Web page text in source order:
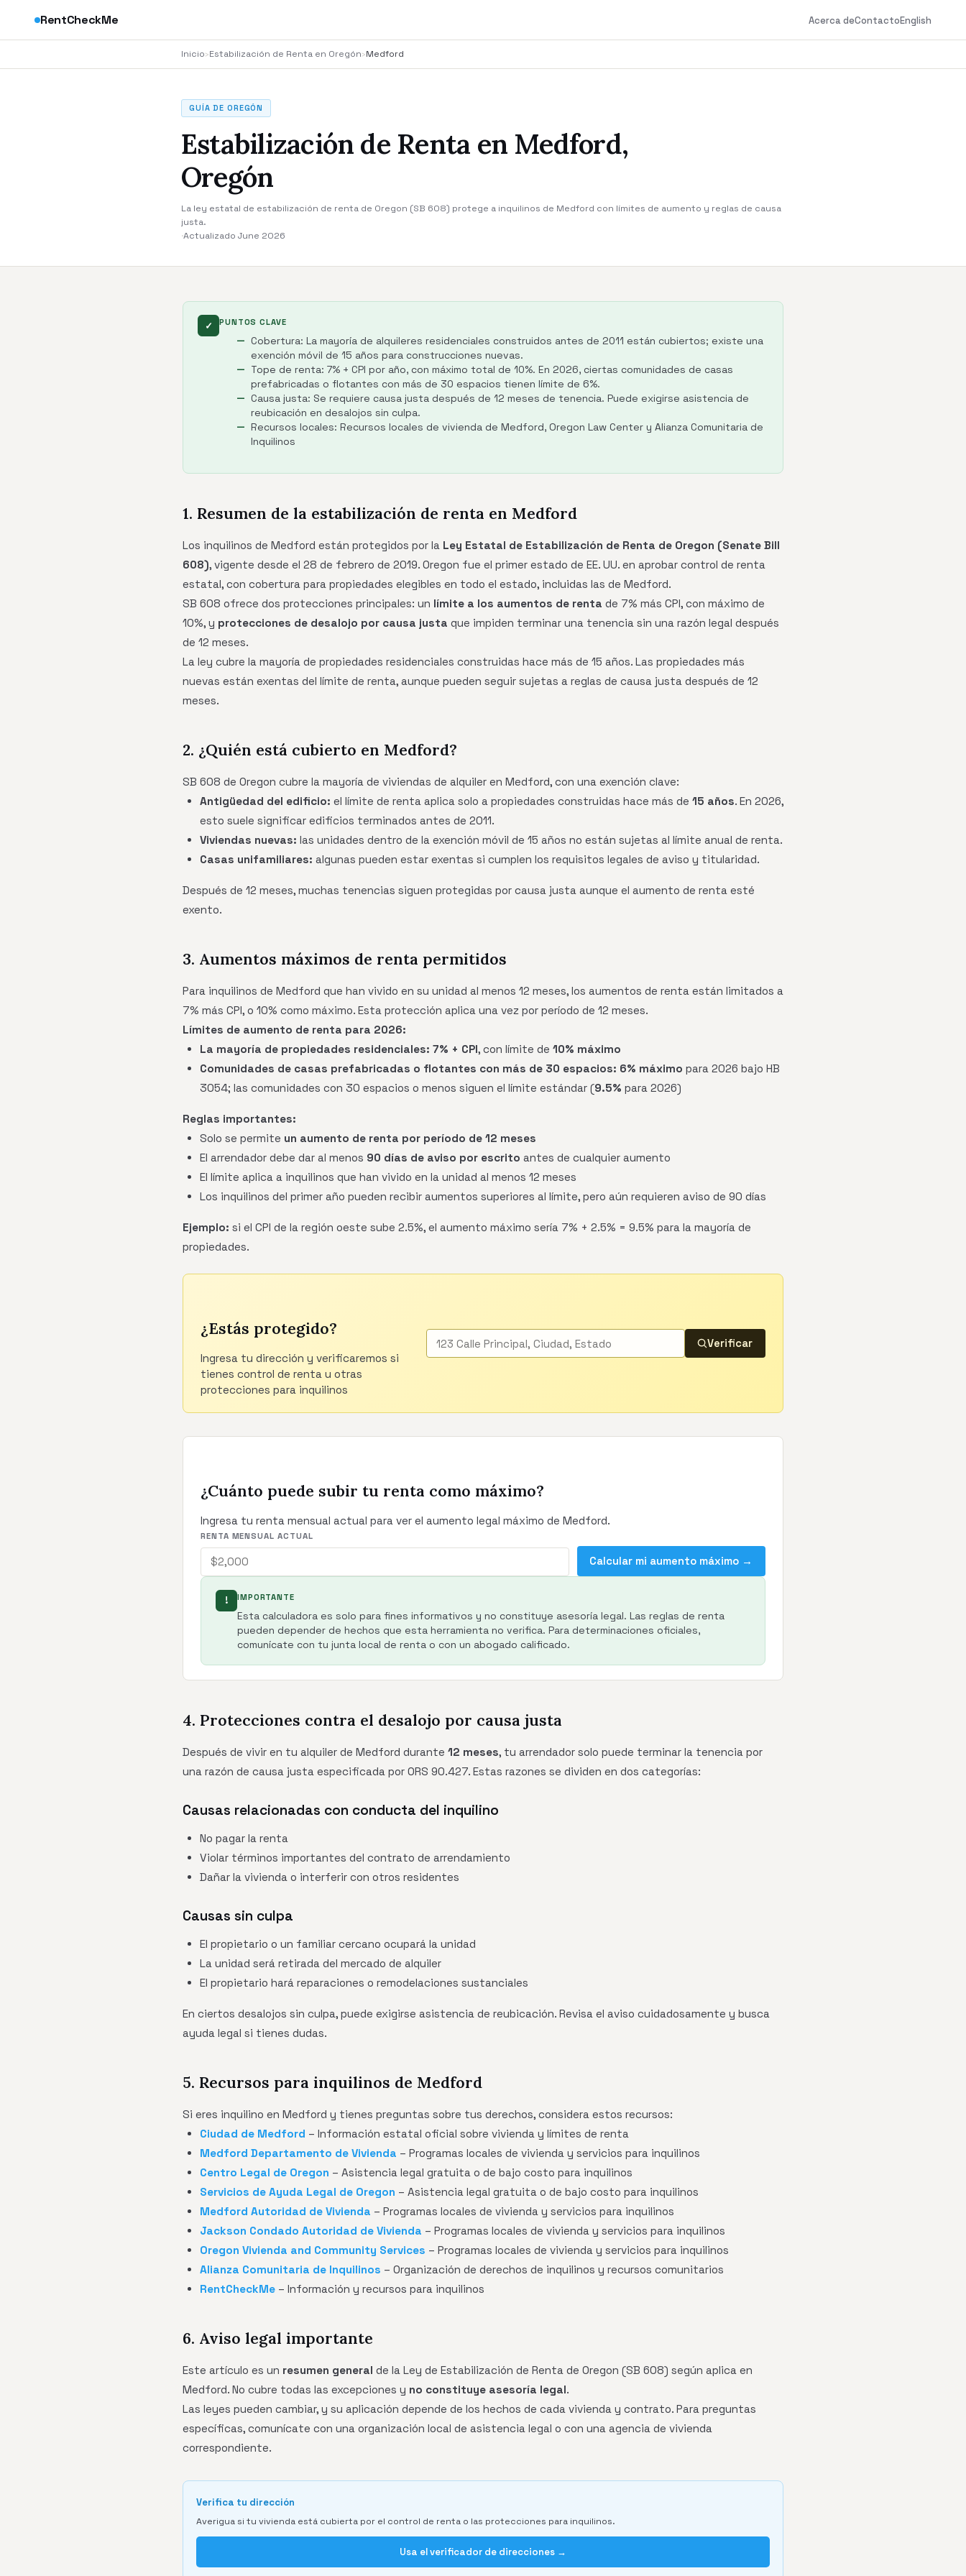
RentCheckMe Acerca deContactoEnglish
Inicio›Estabilización de Renta en Oregón›Medford
GUÍA DE OREGÓN
Estabilización de Renta en Medford,
Oregón
La ley estatal de estabilización de renta de Oregon (SB 608) protege a inquilinos de Medford con límites de aumento y reglas de causa
justa.
·Actualizado June 2026
✓ PUNTOS CLAVE
Cobertura: La mayoría de alquileres residenciales construidos antes de 2011 están cubiertos; existe una
exención móvil de 15 años para construcciones nuevas.
Tope de renta: 7% + CPI por año, con máximo total de 10%. En 2026, ciertas comunidades de casas
prefabricadas o flotantes con más de 30 espacios tienen límite de 6%.
Causa justa: Se requiere causa justa después de 12 meses de tenencia. Puede exigirse asistencia de
reubicación en desalojos sin culpa.
Recursos locales: Recursos locales de vivienda de Medford, Oregon Law Center y Alianza Comunitaria de
Inquilinos
1. Resumen de la estabilización de renta en Medford
Los inquilinos de Medford están protegidos por la Ley Estatal de Estabilización de Renta de Oregon (Senate Bill
608), vigente desde el 28 de febrero de 2019. Oregon fue el primer estado de EE. UU. en aprobar control de renta
estatal, con cobertura para propiedades elegibles en todo el estado, incluidas las de Medford.
SB 608 ofrece dos protecciones principales: un límite a los aumentos de renta de 7% más CPI, con máximo de
10%, y protecciones de desalojo por causa justa que impiden terminar una tenencia sin una razón legal después
de 12 meses.
La ley cubre la mayoría de propiedades residenciales construidas hace más de 15 años. Las propiedades más
nuevas están exentas del límite de renta, aunque pueden seguir sujetas a reglas de causa justa después de 12
meses.
2. ¿Quién está cubierto en Medford?
SB 608 de Oregon cubre la mayoría de viviendas de alquiler en Medford, con una exención clave:
Antigüedad del edificio: el límite de renta aplica solo a propiedades construidas hace más de 15 años. En 2026,
esto suele significar edificios terminados antes de 2011.
Viviendas nuevas: las unidades dentro de la exención móvil de 15 años no están sujetas al límite anual de renta.
Casas unifamiliares: algunas pueden estar exentas si cumplen los requisitos legales de aviso y titularidad.
Después de 12 meses, muchas tenencias siguen protegidas por causa justa aunque el aumento de renta esté
exento.
3. Aumentos máximos de renta permitidos
Para inquilinos de Medford que han vivido en su unidad al menos 12 meses, los aumentos de renta están limitados a
7% más CPI, o 10% como máximo. Esta protección aplica una vez por período de 12 meses.
Límites de aumento de renta para 2026:
La mayoría de propiedades residenciales: 7% + CPI, con límite de 10% máximo
Comunidades de casas prefabricadas o flotantes con más de 30 espacios: 6% máximo para 2026 bajo HB
3054; las comunidades con 30 espacios o menos siguen el límite estándar (9.5% para 2026)
Reglas importantes:
Solo se permite un aumento de renta por período de 12 meses
El arrendador debe dar al menos 90 días de aviso por escrito antes de cualquier aumento
El límite aplica a inquilinos que han vivido en la unidad al menos 12 meses
Los inquilinos del primer año pueden recibir aumentos superiores al límite, pero aún requieren aviso de 90 días
Ejemplo: si el CPI de la región oeste sube 2.5%, el aumento máximo sería 7% + 2.5% = 9.5% para la mayoría de
propiedades.
¿Estás protegido?
Ingresa tu dirección y verificaremos si
tienes control de renta u otras
protecciones para inquilinos
Verificar
¿Cuánto puede subir tu renta como máximo?
Ingresa tu renta mensual actual para ver el aumento legal máximo de Medford.
RENTA MENSUAL ACTUAL
Calcular mi aumento máximo →
! IMPORTANTE
Esta calculadora es solo para fines informativos y no constituye asesoría legal. Las reglas de renta
pueden depender de hechos que esta herramienta no verifica. Para determinaciones oficiales,
comunícate con tu junta local de renta o con un abogado calificado.
4. Protecciones contra el desalojo por causa justa
Después de vivir en tu alquiler de Medford durante 12 meses, tu arrendador solo puede terminar la tenencia por
una razón de causa justa especificada por ORS 90.427. Estas razones se dividen en dos categorías:
Causas relacionadas con conducta del inquilino
No pagar la renta
Violar términos importantes del contrato de arrendamiento
Dañar la vivienda o interferir con otros residentes
Causas sin culpa
El propietario o un familiar cercano ocupará la unidad
La unidad será retirada del mercado de alquiler
El propietario hará reparaciones o remodelaciones sustanciales
En ciertos desalojos sin culpa, puede exigirse asistencia de reubicación. Revisa el aviso cuidadosamente y busca
ayuda legal si tienes dudas.
5. Recursos para inquilinos de Medford
Si eres inquilino en Medford y tienes preguntas sobre tus derechos, considera estos recursos:
Ciudad de Medford – Información estatal oficial sobre vivienda y límites de renta
Medford Departamento de Vivienda – Programas locales de vivienda y servicios para inquilinos
Centro Legal de Oregon – Asistencia legal gratuita o de bajo costo para inquilinos
Servicios de Ayuda Legal de Oregon – Asistencia legal gratuita o de bajo costo para inquilinos
Medford Autoridad de Vivienda – Programas locales de vivienda y servicios para inquilinos
Jackson Condado Autoridad de Vivienda – Programas locales de vivienda y servicios para inquilinos
Oregon Vivienda and Community Services – Programas locales de vivienda y servicios para inquilinos
Alianza Comunitaria de Inquilinos – Organización de derechos de inquilinos y recursos comunitarios
RentCheckMe – Información y recursos para inquilinos
6. Aviso legal importante
Este artículo es un resumen general de la Ley de Estabilización de Renta de Oregon (SB 608) según aplica en
Medford. No cubre todas las excepciones y no constituye asesoría legal.
Las leyes pueden cambiar, y su aplicación depende de los hechos de cada vivienda y contrato. Para preguntas
específicas, comunícate con una organización local de asistencia legal o con una agencia de vivienda
correspondiente.
Verifica tu dirección
Averigua si tu vivienda está cubierta por el control de renta o las protecciones para inquilinos.
Usa el verificador de direcciones →